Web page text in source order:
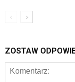
ZOSTAW